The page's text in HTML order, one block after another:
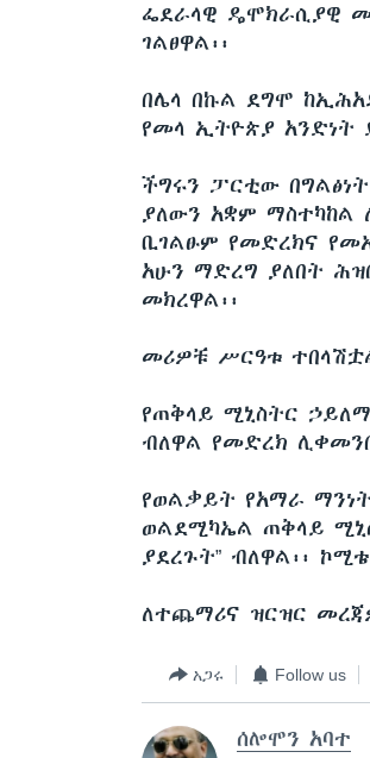
ፌደራላዊ ዴሞክራሲያዊ
ገልፀዋል፡፡
በሌላ በኩል ደግሞ
የመላ ኢትዮጵያ አንድነት
ችግሩን ፓርቲው
ያለውን አቋም ማስተካከል
ቢገልፁም የመድረክና
አሁን ማድረግ ያለበት
መክረዋል፡፡
መሪዎቹ ሥርዓቱ
የጠቅላይ ሚኒስትር
ብለዋል የመድረክ
የወልቃይት የአማራ
ወልደሚካኤል ጠቅላይ
ያደረጉት” ብለዋል፡፡
ለተጨማሪና ዝርዝር
አጋሩ Follow us
ሰሎሞን አባተ